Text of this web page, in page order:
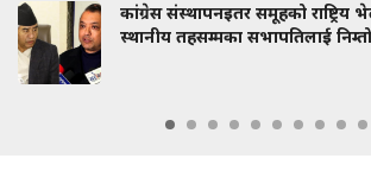
कांग्रेस संस्थापनइतर समूहको राष्ट्रिय
स्थानीय तहसम्मका सभापतिलाई निम्तो